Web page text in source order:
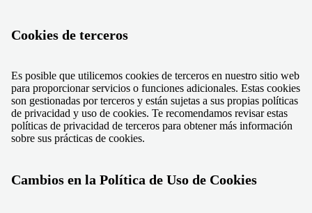
Cookies de terceros
Es posible que utilicemos cookies de terceros en nuestro sitio web
para proporcionar servicios o funciones adicionales. Estas cookies
son gestionadas por terceros y están sujetas a sus propias políticas
de privacidad y uso de cookies. Te recomendamos revisar estas
políticas de privacidad de terceros para obtener más información
sobre sus prácticas de cookies.
Cambios en la Política de Uso de Cookies